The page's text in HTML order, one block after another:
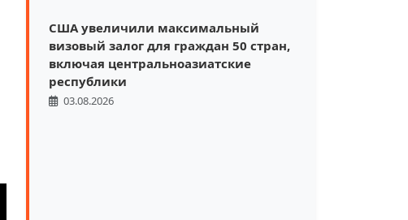
США увеличили максимальный
визовый залог для граждан 50 стран,
включая центральноазиатские
республики
03.08.2026